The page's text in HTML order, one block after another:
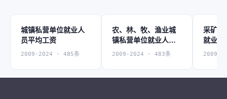
城镇私营单位就业人
员平均工资
2009-2024 · 485条
农、林、牧、渔业城
镇私营单位就业人员
平均工资
2009-2024 · 483条
采矿业
就业人
2009-